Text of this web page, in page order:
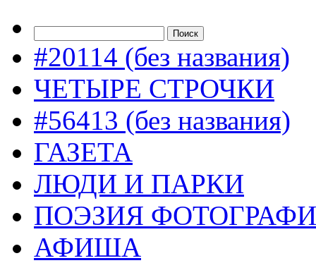
#20114 (без названия)
ЧЕТЫРЕ СТРОЧКИ
#56413 (без названия)
ГАЗЕТА
ЛЮДИ И ПАРКИ
ПОЭЗИЯ
АФИША